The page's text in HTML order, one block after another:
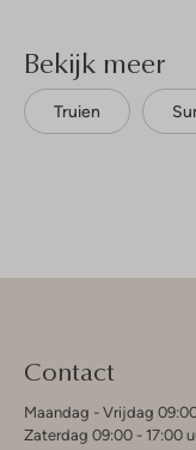
Bekijk meer
Truien
Contact
Maandag - Vrijdag
Zaterdag 09:00 - 17:00